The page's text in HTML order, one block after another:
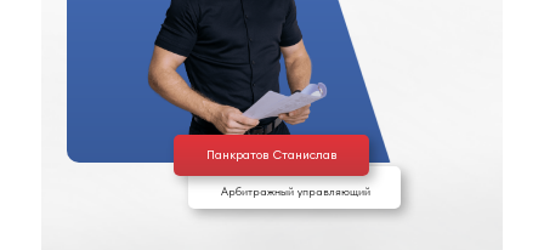
Панкратов Станислав
Арбитражный управляющий